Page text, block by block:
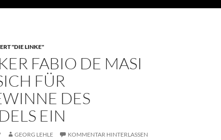
"DIE LINKE"
FABIO DE MASI
FÜR
DES
EIN
GEORG LEHLE KOMMENTAR HINTERLASSEN